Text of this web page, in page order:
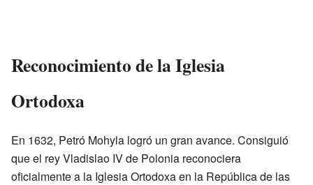
Reconocimiento de la Iglesia
Ortodoxa
En 1632, Petró Mohyla logró un gran avance. Consiguió
que el rey Vladislao IV de Polonia reconociera
oficialmente a la Iglesia Ortodoxa en la República de las